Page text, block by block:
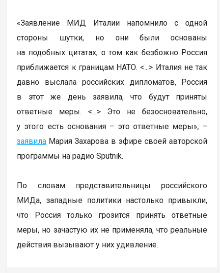
«Заявление МИД Италии напомнило с одной
стороны шутки, но они были основаны
на подобных цитатах, о том как безбожно Россия
приближается к границам НАТО. <...> Италия не так
давно выслала российских дипломатов, Россия
в этот же день заявила, что будут приняты
ответные меры. <...> Это не безосновательно,
у этого есть основания – это ответные меры», –
заявила Мария Захарова в эфире своей авторской
программы на радио Sputnik.
По словам представительницы российского
МИДа, западные политики настолько привыкли,
что Россия только грозится принять ответные
меры, но зачастую их не применяла, что реальные
действия вызывают у них удивление.